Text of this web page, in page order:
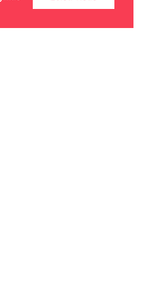
stiprina verslo